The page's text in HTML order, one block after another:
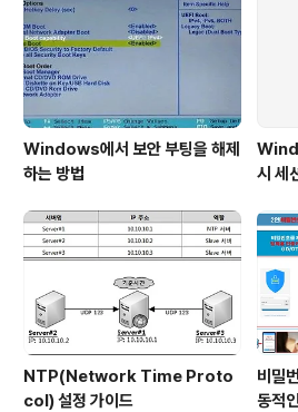
의 커널 레벨에서 작동하며 일회용 인증키를 접목해
한 보안성을 자랑하는 솔루션이다. "미토스
신화 ..
Windows에서 보안 부팅을 해제
하는 방법
시 세
NTP(Network Time Proto
col) 설정 가이드
비밀
동적